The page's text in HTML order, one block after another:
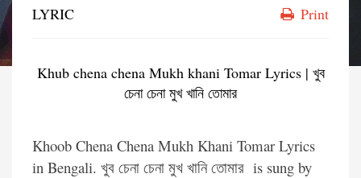
LYRIC Print
Khub chena chena Mukh khani Tomar Lyrics | খুব
চেনা চেনা মুখ খানি তোমার
Khoob Chena Chena Mukh Khani Tomar Lyrics
in Bengali. খুব চেনা চেনা মুখ খানি তোমার is sung by